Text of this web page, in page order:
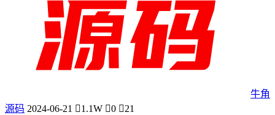
牛角
源码 2024-06-21 1.1W 0 21